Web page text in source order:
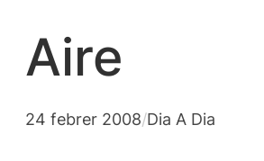
Aire
24 febrer 2008/Dia A Dia